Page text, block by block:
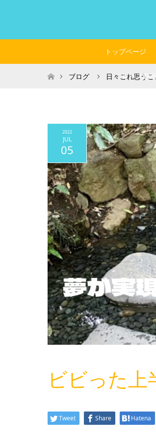
トップページ
レース動
ホームブログ 日々これ思うこ
2022
JUL
05
ビビった上
Tweet Share Hatena